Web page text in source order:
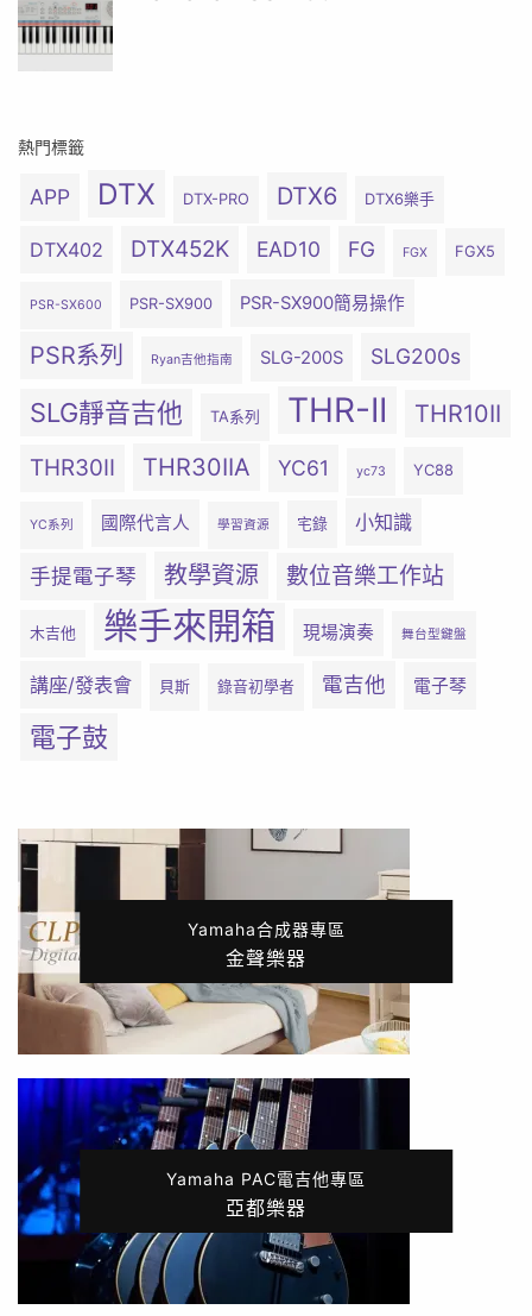
熱門標籤
APP DTX DTX-PRO DTX6 DTX6樂手
DTX402 DTX452K EAD10 FG FGX FGX5
PSR-SX600 PSR-SX900 PSR-SX900簡易操作
PSR系列 Ryan吉他指南 SLG-200S SLG200s
SLG靜音吉他 TA系列 THR-II THR10II
THR30II THR30IIA YC61 yc73 YC88
YC系列 國際代言人 學習資源 宅錄 小知識
手提電子琴 教學資源 數位音樂工作站
木吉他 樂手來開箱 現場演奏 舞台型鍵盤
講座/發表會 貝斯 錄音初學者 電吉他 電子琴
電子鼓
Yamaha合成器專區
金聲樂器
Yamaha PAC電吉他專區
亞都樂器